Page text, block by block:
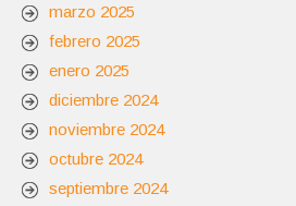
marzo 2025
febrero 2025
enero 2025
diciembre 2024
noviembre 2024
octubre 2024
septiembre 2024